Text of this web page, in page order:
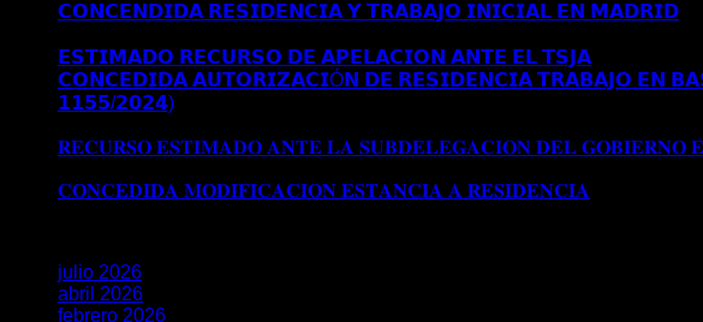
𝗖𝗢𝗡𝗖𝗘𝗡𝗗𝗜𝗗𝗔 𝗥𝗘𝗦𝗜𝗗𝗘𝗡𝗖𝗜𝗔 𝗬 𝗧𝗥𝗔𝗕𝗔𝗝𝗢 𝗜𝗡𝗜𝗖𝗜𝗔𝗟 𝗘𝗡 𝗠𝗔𝗗𝗥𝗜𝗗
𝗘𝗦𝗧𝗜𝗠𝗔𝗗𝗢 𝗥𝗘𝗖𝗨𝗥𝗦𝗢 𝗗𝗘 𝗔𝗣𝗘𝗟𝗔𝗖𝗜𝗢𝗡 𝗔𝗡𝗧𝗘 𝗘𝗟 𝗧𝗦𝗝𝗔
𝗖𝗢𝗡𝗖𝗘𝗗𝗜𝗗𝗔 𝗔𝗨𝗧𝗢𝗥𝗜𝗭𝗔𝗖𝗜Ó𝗡 𝗗𝗘 𝗥𝗘𝗦𝗜𝗗𝗘𝗡𝗖𝗜𝗔 𝗧𝗥𝗔𝗕𝗔𝗝𝗢 𝗘𝗡
𝟭𝟭𝟱𝟱/𝟮𝟬𝟮𝟰)
𝐑𝐄𝐂𝐔𝐑𝐒𝐎 𝐄𝐒𝐓𝐈𝐌𝐀𝐃𝐎 𝐀𝐍𝐓𝐄 𝐋𝐀 𝐒𝐔𝐁𝐃𝐄𝐋𝐄𝐆𝐀𝐂𝐈𝐎𝐍 𝐃𝐄𝐋 𝐆𝐎𝐁𝐈𝐄𝐑𝐍𝐎
𝐂𝐎𝐍𝐂𝐄𝐃𝐈𝐃𝐀 𝐌𝐎𝐃𝐈𝐅𝐈𝐂𝐀𝐂𝐈𝐎𝐍 𝐄𝐒𝐓𝐀𝐍𝐂𝐈𝐀 𝐀 𝐑𝐄𝐒𝐈𝐃𝐄𝐍𝐂𝐈𝐀
julio 2026
abril 2026
febrero 2026